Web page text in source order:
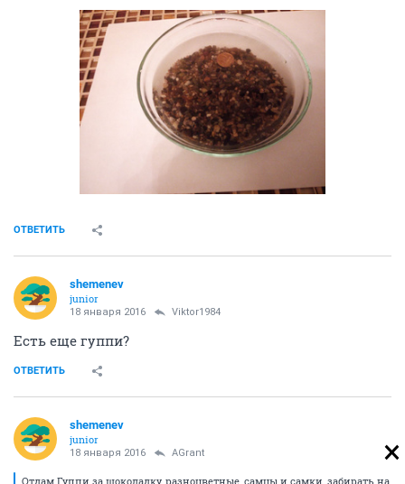
ОТВЕТИТЬ
shemenev
junior
18 января 2016 Viktor1984
Есть еще гуппи?
ОТВЕТИТЬ
shemenev
junior
18 января 2016 AGrant
Отдам Гуппи за шоколадку, разноцветные, самцы и самки, забирать на